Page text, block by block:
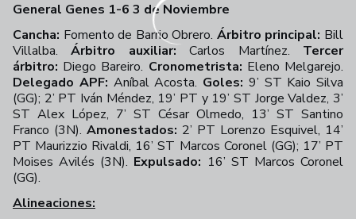
General Genes 1-6 3 de Noviembre
Cancha: Fomento de Barrio Obrero. Árbitro principal: Bill
Villalba.Árbitro auxiliar:Carlos Martínez. Tercer
árbitro: Diego Bareiro. Cronometrista: Eleno Melgarejo.
Delegado APF: Aníbal Acosta. Goles: 9’ ST Kaio Silva
(GG); 2’ PT Iván Méndez, 19’ PT y 19’ ST Jorge Valdez, 3’
ST Alex López, 7’ ST César Olmedo, 13’ ST Santino
Franco (3N). Amonestados: 2’ PT Lorenzo Esquivel, 14’
PT Maurizzio Rivaldi, 16’ ST Marcos Coronel (GG); 17’ PT
Moises Avilés (3N). Expulsado: 16’ ST Marcos Coronel
(GG).
Alineaciones: